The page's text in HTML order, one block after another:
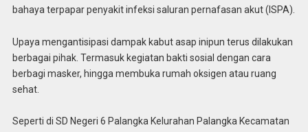
bahaya terpapar penyakit infeksi saluran pernafasan akut (ISPA).
Upaya mengantisipasi dampak kabut asap inipun terus dilakukan
berbagai pihak. Termasuk kegiatan bakti sosial dengan cara
berbagi masker, hingga membuka rumah oksigen atau ruang
sehat.
Seperti di SD Negeri 6 Palangka Kelurahan Palangka Kecamatan